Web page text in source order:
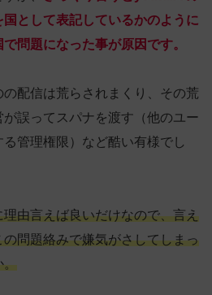
として表記しているかのように
問題になった事が原因です。
配信は荒らされまくり、その荒
誤ってスパナを渡す（他のユー
管理権限）など酷い有様でし
由言えば良いだけなので、言え
問題絡みで嫌気がさしてしまっ
。